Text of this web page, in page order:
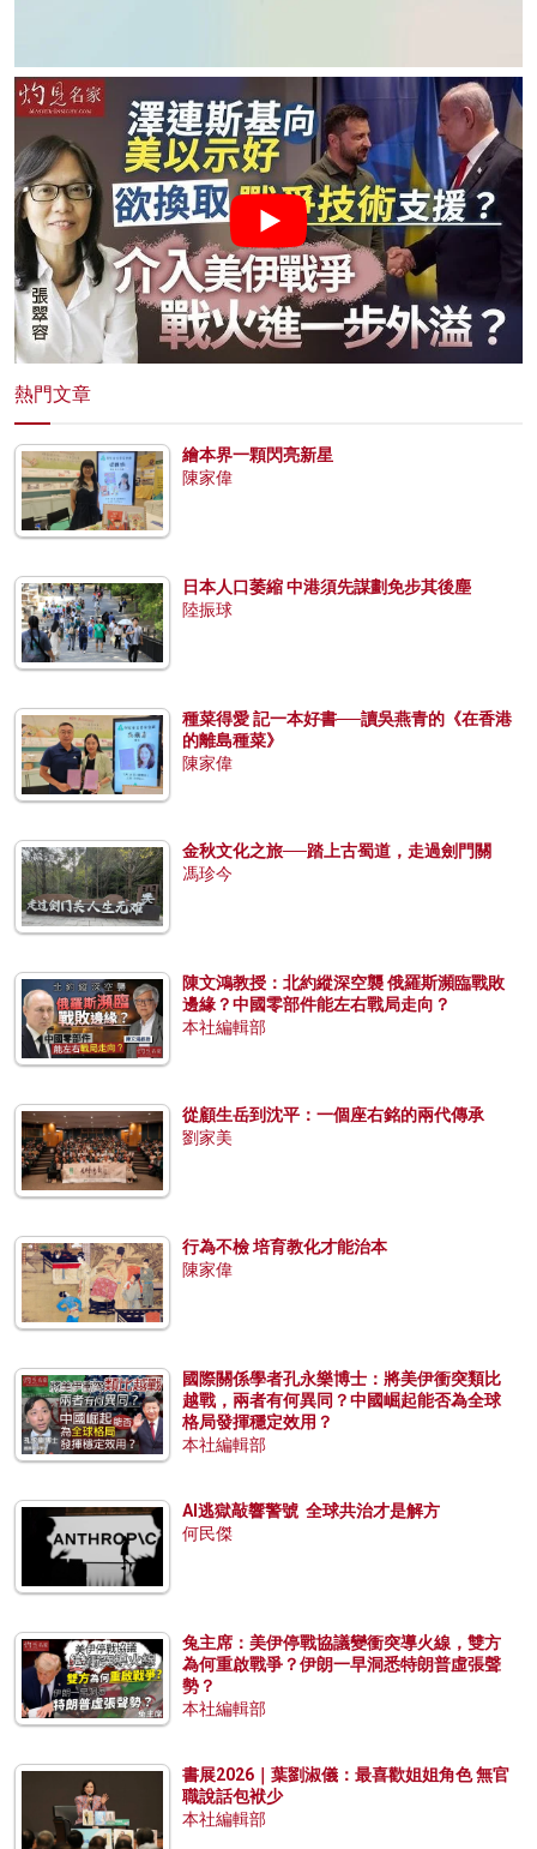
熱門文章
繪本界一顆閃亮新星
陳家偉
日本人口萎縮 中港須先謀劃免步其後塵
陸振球
種菜得愛 記一本好書──讀吳燕青的《在香港
的離島種菜》
陳家偉
金秋文化之旅──踏上古蜀道，走過劍門關
馮珍今
陳文鴻教授：北約縱深空襲 俄羅斯瀕臨戰敗
邊緣？中國零部件能左右戰局走向？
本社編輯部
從顧生岳到沈平：一個座右銘的兩代傳承
劉家美
行為不檢 培育教化才能治本
陳家偉
國際關係學者孔永樂博士：將美伊衝突類比
越戰，兩者有何異同？中國崛起能否為全球
格局發揮穩定效用？
本社編輯部
AI逃獄敲響警號 全球共治才是解方
何民傑
兔主席：美伊停戰協議變衝突導火線，雙方
為何重啟戰爭？伊朗一早洞悉特朗普虛張聲
勢？
本社編輯部
書展2026｜葉劉淑儀：最喜歡姐姐角色 無官
職說話包袱少
本社編輯部